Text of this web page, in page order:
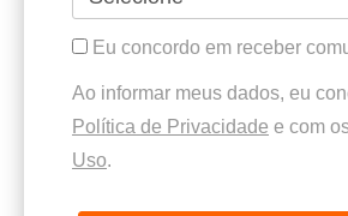
Eu concordo em receber
Ao informar meus dados, eu
Política de Privacidade e com
Uso.